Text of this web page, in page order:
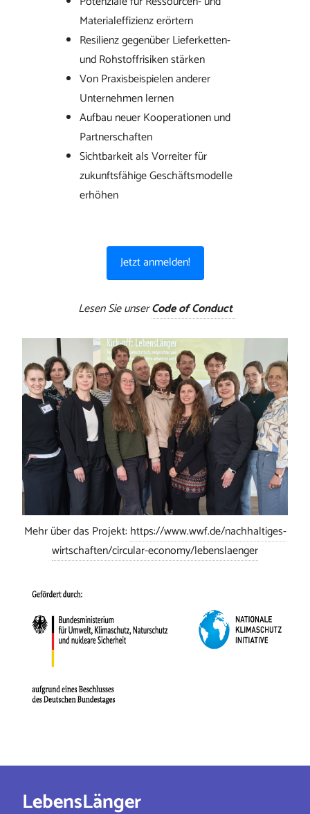
Materialeffizienz erörtern
Resilienz gegenüber Lieferketten-
und Rohstoffrisiken stärken
Von Praxisbeispielen anderer
Unternehmen lernen
Aufbau neuer Kooperationen und
Partnerschaften
Sichtbarkeit als Vorreiter für
zukunftsfähige Geschäftsmodelle
erhöhen
Jetzt anmelden!
Lesen Sie unserCode of Conduct
Mehr über das Projekt: https://www.wwf.de/nachhaltiges-
wirtschaften/circular-economy/lebenslaenger
LebensLänger